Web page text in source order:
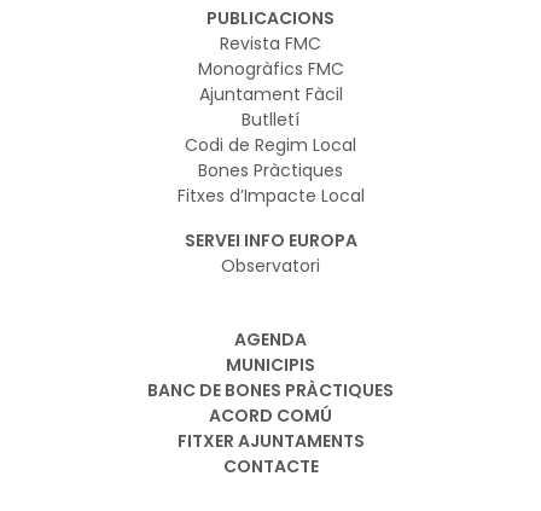
PUBLICACIONS
Revista FMC
Monogràfics FMC
Ajuntament Fàcil
Butlletí
Codi de Regim Local
Bones Pràctiques
Fitxes d’Impacte Local
SERVEI INFO EUROPA
Observatori
AGENDA
MUNICIPIS
BANC DE BONES PRÀCTIQUES
ACORD COMÚ
FITXER AJUNTAMENTS
CONTACTE